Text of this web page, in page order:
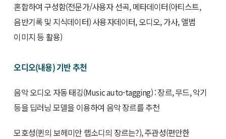
혼합하여 구성함(전문가/사용자 선곡, 메타데이터(아티스트,
음반기록 및 지식데이터) 사용자데이터, 오디오, 가사, 앨범
이미지 등 활용)
오디오(내용) 기반 추천
음악 오디오 자동 태깅(Music auto-tagging) : 장르, 무드, 악기
등을 딥러닝 모델을 이용하여 음악 장르를 추천
모호성(퀸의 보헤미안 랩소디의 장르는?), 주관성(편안한